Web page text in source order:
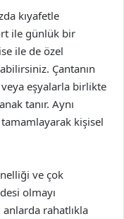
kıyafetle
ile günlük bir
ile de özel
Çantanın
eşyalarla birlikte
tanır. Aynı
kişisel
ve çok
olmayı
anlarda rahatlıkla